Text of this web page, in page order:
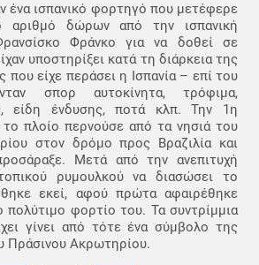
ένα ισπανικό φορτηγό που μετέφερε
αριθμό δώρων από την ισπανική
Φράνκο για να δοθεί σε
υποστηρίξει κατά τη διάρκεια της
που είχε περάσει η Ισπανία – επί του
σπορ αυτοκίνητα, τρόφιμα,
είδη ένδυσης, ποτά κλπ. Την 1η
πλοίο περνούσε από τα νησιά του
στον δρόμο προς Βραζιλία και
Μετά από την ανεπιτυχή
ρυμουλκού να διασώσει το
εκεί, αφού πρώτα αφαιρέθηκε
πολύτιμο φορτίο του. Τα συντρίμμια
γίνει από τότε ένα σύμβολο της
Πράσινου Ακρωτηρίου.